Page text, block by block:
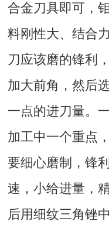
合金刀具即可，
料刚性大、结合
刀应该磨的锋利
加大前角，然后
一点的进刀量。
加工中一个重点
要细心磨制，锋
速，小给进量，
后用细纹三角锉